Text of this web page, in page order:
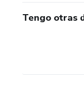
Tengo otras